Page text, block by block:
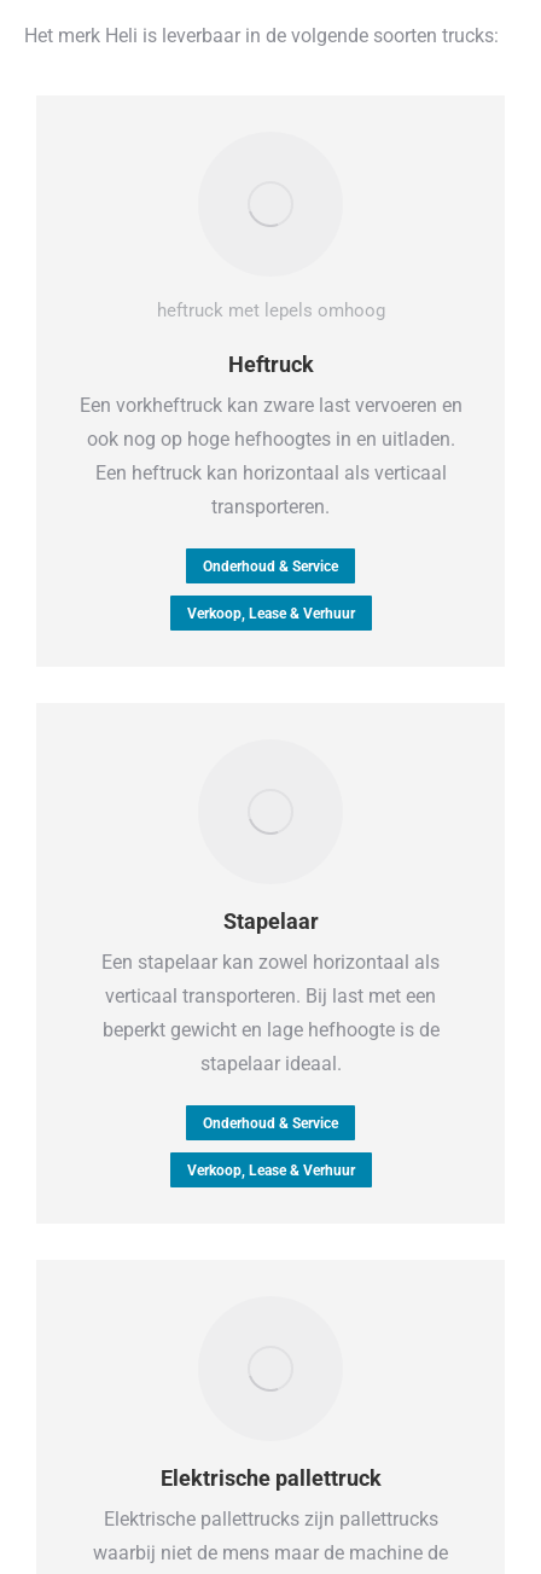
Het merk Heli is leverbaar in de volgende soorten trucks:
heftruck met lepels omhoog
Heftruck
Een vorkheftruck kan zware last vervoeren en
ook nog op hoge hefhoogtes in en uitladen.
Een heftruck kan horizontaal als verticaal
transporteren.
Onderhoud & Service
Verkoop, Lease & Verhuur
Stapelaar
Een stapelaar kan zowel horizontaal als
verticaal transporteren. Bij last met een
beperkt gewicht en lage hefhoogte is de
stapelaar ideaal.
Onderhoud & Service
Verkoop, Lease & Verhuur
Elektrische pallettruck
Elektrische pallettrucks zijn pallettrucks
waarbij niet de mens maar de machine de